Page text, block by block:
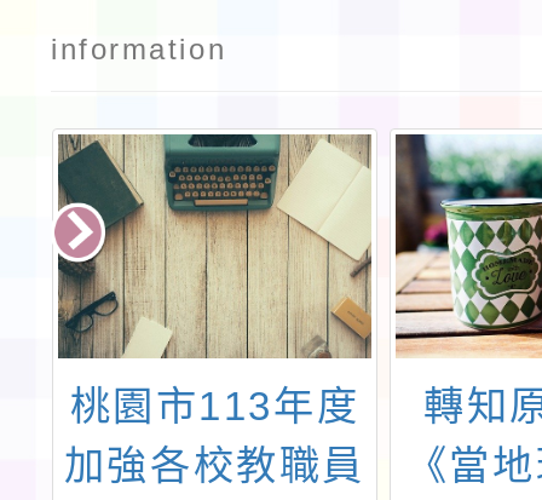
information
桃園市113年度
加強各校教職員
轉知
《當